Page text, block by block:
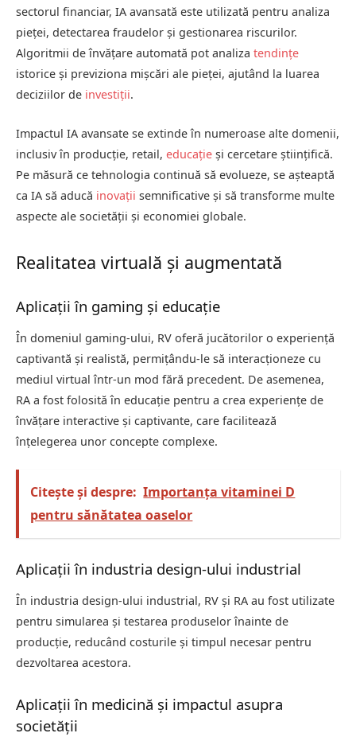
sectorul financiar, IA avansată este utilizată pentru analiza
pieței, detectarea fraudelor și gestionarea riscurilor.
Algoritmii de învățare automată pot analiza tendințe
istorice și previziona mișcări ale pieței, ajutând la luarea
deciziilor de investiții.
Impactul IA avansate se extinde în numeroase alte domenii,
inclusiv în producție, retail, educație și cercetare științifică.
Pe măsură ce tehnologia continuă să evolueze, se așteaptă
ca IA să aducă inovații semnificative și să transforme multe
aspecte ale societății și economiei globale.
Realitatea virtuală și augmentată
Aplicații în gaming și educație
În domeniul gaming-ului, RV oferă jucătorilor o experiență
captivantă și realistă, permițându-le să interacționeze cu
mediul virtual într-un mod fără precedent. De asemenea,
RA a fost folosită în educație pentru a crea experiențe de
învățare interactive și captivante, care facilitează
înțelegerea unor concepte complexe.
Citește și despre: Importanța vitaminei D
pentru sănătatea oaselor
Aplicații în industria design-ului industrial
În industria design-ului industrial, RV și RA au fost utilizate
pentru simularea și testarea produselor înainte de
producție, reducând costurile și timpul necesar pentru
dezvoltarea acestora.
Aplicații în medicină și impactul asupra
societății